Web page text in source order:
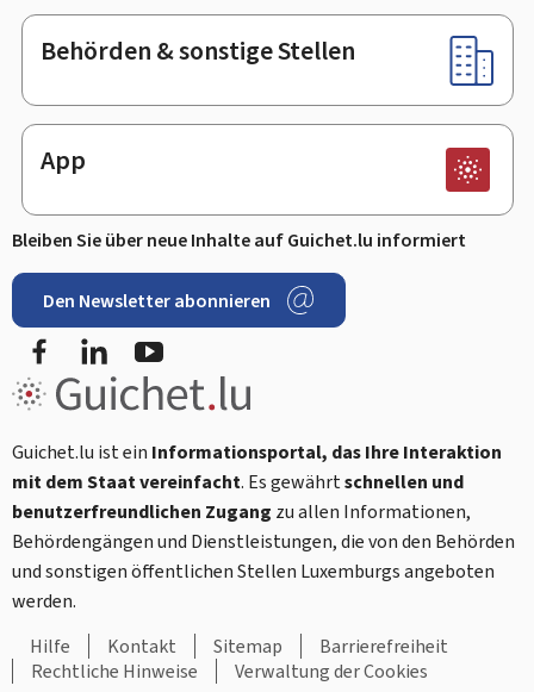
Behörden & sonstige Stellen
App
Bleiben Sie über neue Inhalte auf Guichet.lu informiert
Den Newsletter abonnieren
FacebookLinkedIn
Guichet.lu ist ein Informationsportal, das Ihre Interaktion
mit dem Staat vereinfacht. Es gewährtschnellen und
benutzerfreundlichen Zugang zu allen Informationen,
Behördengängen und Dienstleistungen, die von den Behörden
und sonstigen öffentlichen Stellen Luxemburgs angeboten
werden.
Hilfe
Kontakt Sitemap
Barrierefreiheit
Rechtliche Hinweise
Verwaltung der Cookies